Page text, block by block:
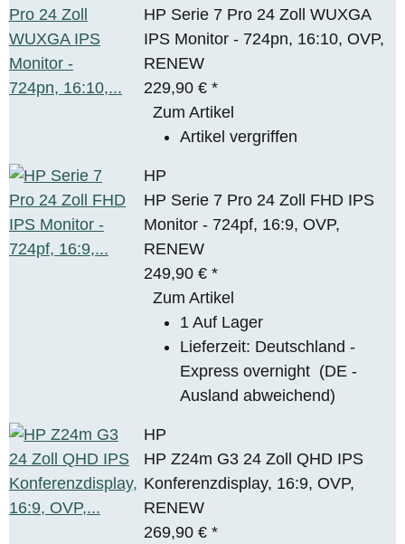
HP Serie 7 Pro 24 Zoll WUXGA
IPS Monitor - 724pn, 16:10, OVP,
RENEW
229,90 €*
Zum Artikel
Artikel vergriffen
HP
HP Serie 7 Pro 24 Zoll FHD IPS
Monitor - 724pf, 16:9, OVP,
RENEW
249,90 €*
Zum Artikel
1 Auf Lager
Lieferzeit: Deutschland -
Express overnight (DE -
Ausland abweichend)
HP
HP Z24m G3 24 Zoll QHD IPS
Konferenzdisplay, 16:9, OVP,
RENEW
269,90 €*